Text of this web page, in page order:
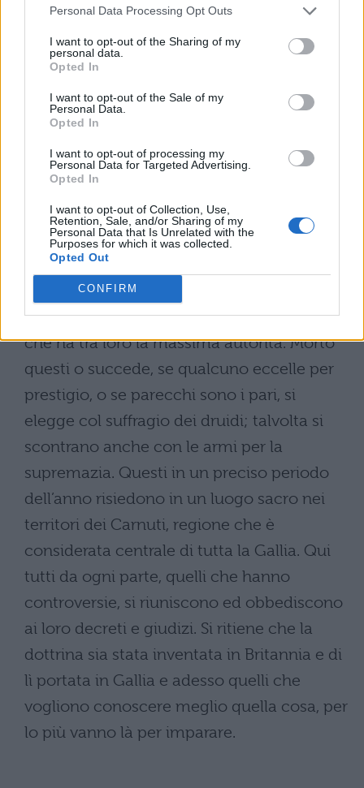
Personal Data Processing Opt Outs
I want to opt-out of the Sharing of my
personal data.
Opted In
I want to opt-out of the Sale of my
Personal Data.
Opted In
I want to opt-out of processing my
Personal Data for Targeted Advertising.
Opted In
I want to opt-out of Collection, Use,
Retention, Sale, and/or Sharing of my
Personal Data that Is Unrelated with the
Purposes for which it was collected.
Opted Out
CONFIRM
giudicano e decidono premi e castighi. Se
non si è attenuto alla loro decisione, lo
presso di loro è gravissimo. A chi si è
interdetto, questi sono considerati nel
novero degli empi e degli scellerati, tutti
schivano costoro, sfuggono dal loro
incontro e dialogo, per non ricevere dal
contatto un qualcosa di danno, né anche
se questi lo chiedono è data giustizia e non
si concede alcun onore.
Ma uno solo è a capo di tutti questi druidi,
che ha tra loro la massima autorità. Morto
questi o succede, se qualcuno eccelle per
prestigio, o se parecchi sono i pari, si
elegge col suffragio dei druidi; talvolta si
scontrano anche con le armi per la
supremazia. Questi in un preciso periodo
dell’anno risiedono in un luogo sacro nei
territori dei Carnuti, regione che è
considerata centrale di tutta la Gallia. Qui
tutti da ogni parte, quelli che hanno
controversie, si riuniscono ed obbediscono
ai loro decreti e giudizi. Si ritiene che la
dottrina sia stata inventata in Britannia e di
lì portata in Gallia e adesso quelli che
vogliono conoscere meglio quella cosa, per
lo più vanno là per imparare.